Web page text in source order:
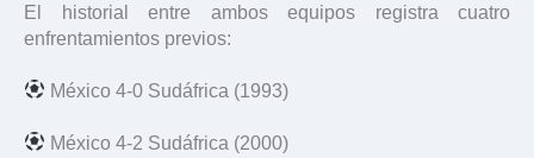
El historial entre ambos equipos registra cuatro
enfrentamientos previos:
México 4-0 Sudáfrica (1993)
México 4-2 Sudáfrica (2000)